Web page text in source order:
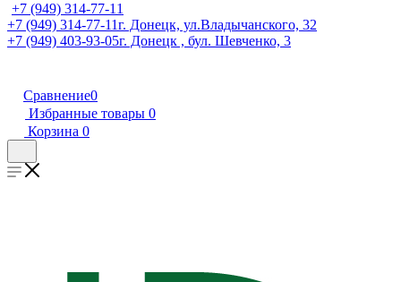
+7 (949) 314-77-11
+7 (949) 314-77-11г. Донецк, ул.Владычанского, 32
+7 (949) 403-93-05г. Донецк , бул. Шевченко, 3
Сравнение0
Избранные товары 0
Корзина 0